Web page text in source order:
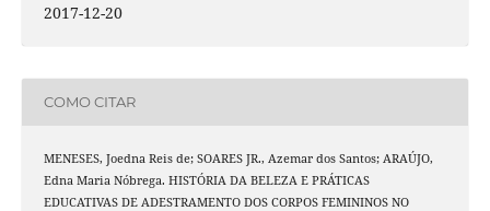
2017-12-20
COMO CITAR
MENESES, Joedna Reis de; SOARES JR., Azemar dos Santos; ARAÚJO,
Edna Maria Nóbrega. HISTÓRIA DA BELEZA E PRÁTICAS
EDUCATIVAS DE ADESTRAMENTO DOS CORPOS FEMININOS NO